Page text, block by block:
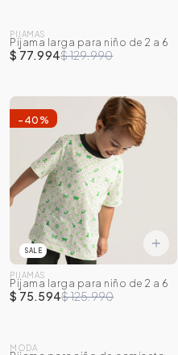
-40 %
PIJAMAS
Pijama larga para niño de 2 a 6
años
$ 77.994$ 129.990
- 40 %
SALE
PIJAMAS
Pijama larga para niño de 2 a 6
años
$ 75.594$ 125.990
MODA